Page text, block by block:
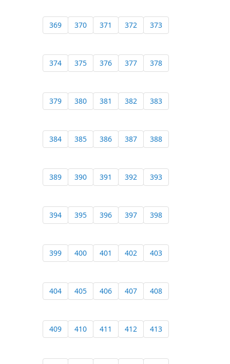
369 370 371 372 373
374 375 376 377 378
379 380 381 382 383
384 385 386 387 388
389 390 391 392 393
394 395 396 397 398
399 400 401 402 403
404 405 406 407 408
409 410 411 412 413